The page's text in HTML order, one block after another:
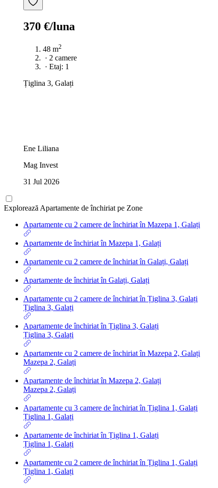
370 €/luna
48 m2
· 2 camere
· Etaj: 1
Țiglina 3, Galați
Ene Liliana
Mag Invest
31 Jul 2026
Explorează Apartamente de închiriat pe Zone
Apartamente cu 2 camere de închiriat în Mazepa 1, Galați
Apartamente de închiriat în Mazepa 1, Galați
Apartamente cu 2 camere de închiriat în Galați, Galați
Apartamente de închiriat în Galați, Galați
Apartamente cu 2 camere de închiriat în Țiglina 3, Galați
Țiglina 3, Galați
Apartamente de închiriat în Țiglina 3, Galați
Țiglina 3, Galați
Apartamente cu 2 camere de închiriat în Mazepa 2, Galați
Mazepa 2, Galați
Apartamente de închiriat în Mazepa 2, Galați
Mazepa 2, Galați
Apartamente cu 3 camere de închiriat în Țiglina 1, Galați
Țiglina 1, Galați
Apartamente de închiriat în Țiglina 1, Galați
Țiglina 1, Galați
Apartamente cu 2 camere de închiriat în Țiglina 1, Galați
Țiglina 1, Galați